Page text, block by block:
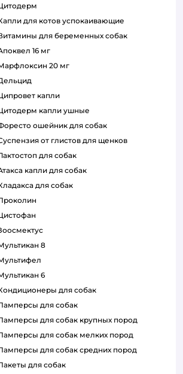
цитодерм
капли для котов успокаивающие
витамины для беременных собак
апоквел 16 мг
марфлоксин 20 мг
дельцид
ципровет капли
цитодерм капли ушные
форесто ошейник для собак
суспензия от глистов для щенков
лактостоп для собак
атакса капли для собак
кладакса для собак
проколин
цистофан
зоосмектус
мультикан 8
мультифел
мультикан 6
кондиционеры для собак
памперсы для собак
памперсы для собак крупных пород
памперсы для собак мелких пород
памперсы для собак средних пород
пакеты для собак